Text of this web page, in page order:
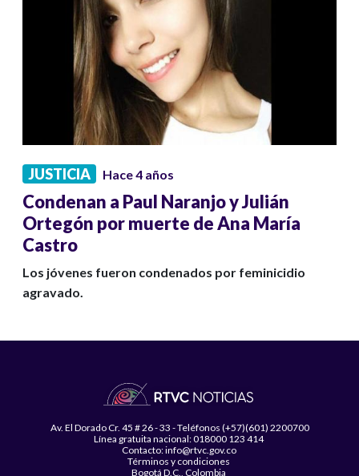
JUSTICIA Hace 4 años
Condenan a Paul Naranjo y Julián
Ortegón por muerte de Ana María
Castro
Los jóvenes fueron condenados por feminicidio
agravado.
Av. El Dorado Cr. 45 # 26 - 33 - Teléfonos (+57)(601) 2200700
Línea gratuita nacional: 018000 123 414
Contacto: info@rtvc.gov.co
Términos y condiciones
Bogotá D.C., Colombia